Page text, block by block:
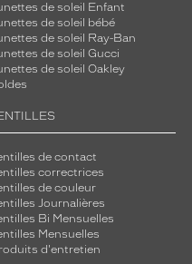
de soleil Enfant
de soleil bébé
de soleil Ray-Ban
de soleil Gucci
de soleil Oakley
de contact
correctrices
de couleur
Journalières
Bi Mensuelles
Mensuelles
d'entretien